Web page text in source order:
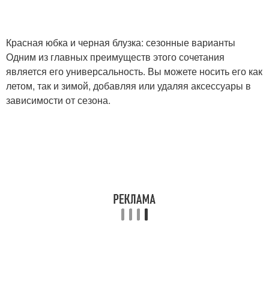
случаев
Блузка с красной
Блузки для
Красная юбка и черная блузка: сезонные варианты
Одним из главных преимуществ этого сочетания
является его универсальность. Вы можете носить его как
летом, так и зимой, добавляя или удаляя аксессуары в
зависимости от сезона.